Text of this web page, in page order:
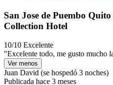
San Jose de Puembo
Collection Hotel
10/10 Excelente
"Excelente todo, me gusto mucho
Ver menos
Juan David (se hospedó 3 noches)
Publicada hace 3 meses